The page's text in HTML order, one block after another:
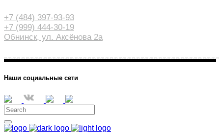
+7 (484) 397-93-93
+7 (999) 444-30-19
Обнинск, ул. Аксёнова 2а
Наши социальные сети